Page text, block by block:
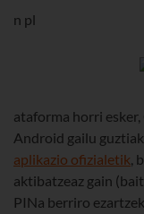
n pl
ataforma horri
Android gailu
aplikazio ofizialetik,
aktibatzeaz gain
PINa berriro